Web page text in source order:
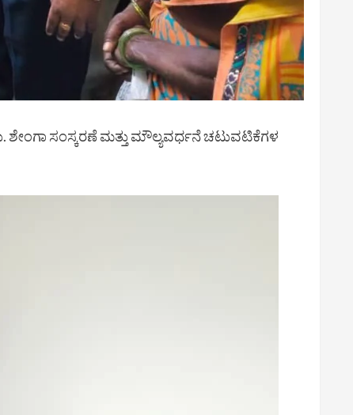
ಸಂಸ್ಕರಣೆ ಮತ್ತು ಮೌಲ್ಯವರ್ಧನೆ ಚಟುವಟಿಕೆಗಳ